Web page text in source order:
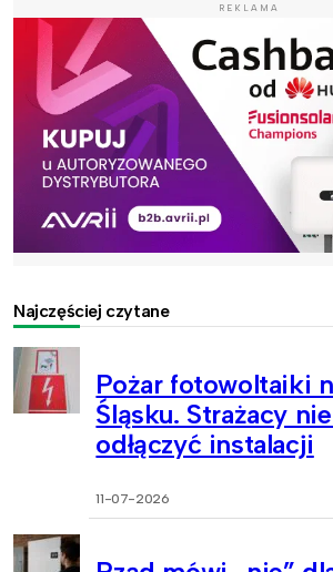
REKLAMA
Najczęściej czytane
Pożar fotowoltaiki
Śląsku. Strażacy
odłączyć instalacji
11-07-2026